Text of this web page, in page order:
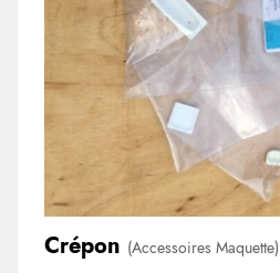
Crépon (Accessoires Maquette)